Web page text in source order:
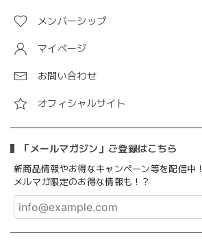
メンバーシップ
マイページ
お問い合わせ
オフィシャルサイト
「メールマガジン」ご登録はこちら
新商品情報やお得なキャンペーン等を配信中！
メルマガ限定のお得な情報も！？